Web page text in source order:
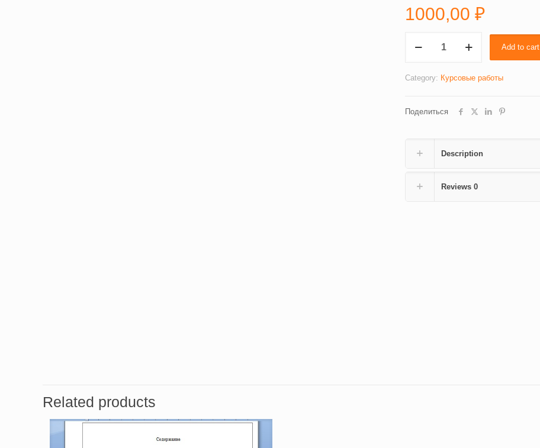
1000,00 ₽
учебной
персонала
Add to cart
Category: Курсовые работы
Поделиться
Description
Reviews 0
Related products